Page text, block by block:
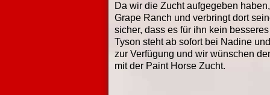
Da wir die Zucht aufgegeben
Grape Ranch und verbringt dort
sicher, dass es für ihn kein
Tyson steht ab sofort bei Nadine
zur Verfügung und wir wünschen
mit der Paint Horse Zucht.